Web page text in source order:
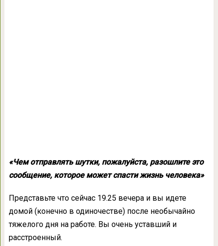
«Чем отправлять шутки, пожалуйста, разошлите это
сообщение, которое может спасти жизнь человека»
Представьте что сейчас 19.25 вечера и вы идете
домой (конечно в одиночестве) после необычайно
тяжелого дня на работе. Вы очень уставший и
расстроенный.